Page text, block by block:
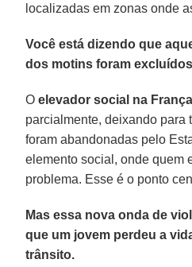
localizadas em zonas onde
Você está dizendo que
dos motins foram
Oelevador social na França
parcialmente, deixando para
foram abandonadas pelo
elemento social, onde quem
problema. Esse é o ponto
Mas essa nova onda de
que um jovem perdeu a
trânsito.